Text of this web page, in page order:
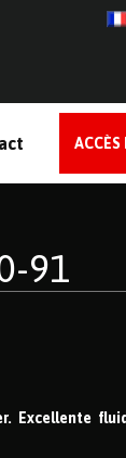
ACCÈS
91
Excellente